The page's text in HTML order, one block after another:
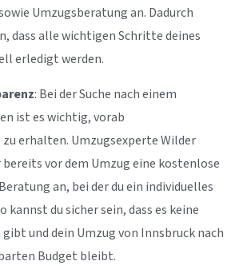
Umzugsberatung an. Dadurch
dass alle wichtigen Schritte deines
erledigt werden.
: Bei der Suche nach einem
ist es wichtig, vorab
erhalten. Umzugsexperte Wilder
vor dem Umzug eine kostenlose
an, bei der du ein individuelles
du sicher sein, dass es keine
und dein Umzug von Innsbruck nach
Budget bleibt.